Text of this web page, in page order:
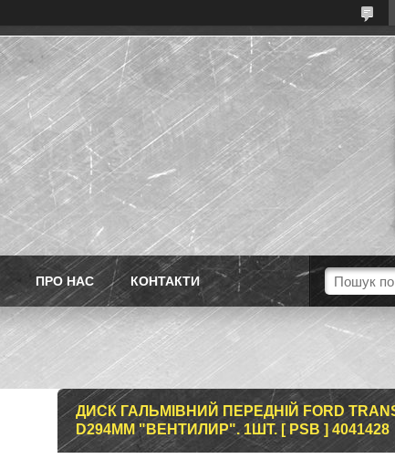
ПРО НАС КОНТАКТИ
ДИСК ГАЛЬМІВНИЙ ПЕРЕДНІЙ FORD
D294MM "ВЕНТИЛИР". 1ШТ. [ PSB ] 4041428